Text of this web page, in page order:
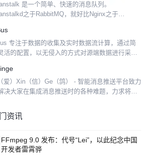
是一个简单、快速的消息队列。
之于RabbitMQ，就好比Nginx之于
的过程中，...
专注于数据的收集及实时数据流计算，通过简
活的配置，以无侵入的方式对源端数据进行采
数据进行汇聚，经过转换处理后成为统一 JSON
据格...
爱）Xin（信）Ge（鸽） - 智能消息推送平台致力
决大家在集成消息推送时的各种难题，力求将消
目标特性 易使用：一个 SDK/...
资讯
FFmpeg 9.0 发布：代号“Lei”，以此纪念中国
开发者雷霄骅